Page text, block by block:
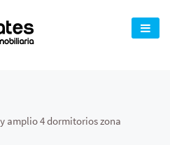
amplio 4 dormitorios zona